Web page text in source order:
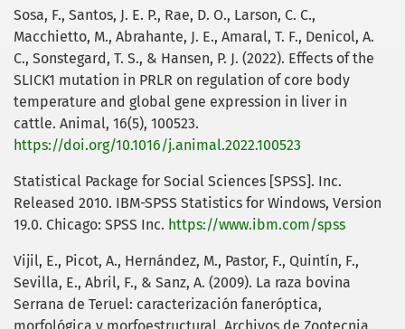
Sosa, F., Santos, J. E. P., Rae, D. O., Larson, C. C.,
Macchietto, M., Abrahante, J. E., Amaral, T. F., Denicol, A.
C., Sonstegard, T. S., & Hansen, P. J. (2022). Effects of the
SLICK1 mutation in PRLR on regulation of core body
temperature and global gene expression in liver in
cattle. Animal, 16(5), 100523.
https://doi.org/10.1016/j.animal.2022.100523
Statistical Package for Social Sciences [SPSS]. Inc.
Released 2010. IBM-SPSS Statistics for Windows, Version
19.0. Chicago: SPSS Inc. https://www.ibm.com/spss
Vijil, E., Picot, A., Hernández, M., Pastor, F., Quintín, F.,
Sevilla, E., Abril, F., & Sanz, A. (2009). La raza bovina
Serrana de Teruel: caracterización faneróptica,